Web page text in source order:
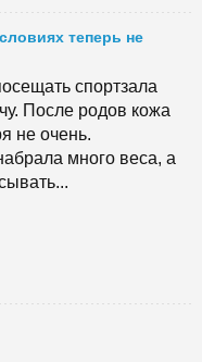
теперь не
спортзала
После родов кожа
не очень.
много веса, а